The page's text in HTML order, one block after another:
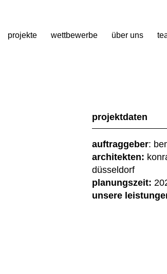
projekte wettbewerbe über uns
projektdaten
auftraggeber:
architekten:
düsseldorf
planungszeit:
unsere